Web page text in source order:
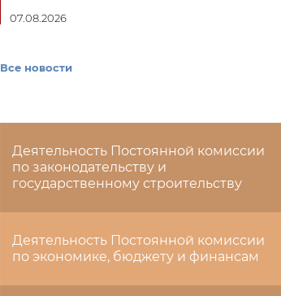
07.08.2026
Все новости
Деятельность Постоянной комиссии
по законодательству и
государственному строительству
Деятельность Постоянной комиссии
по экономике, бюджету и финансам